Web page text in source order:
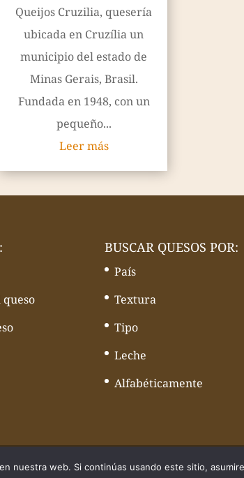
Queijos Cruzilia, quesería
ubicada en Cruzília un
municipio del estado de
Minas Gerais, Brasil.
Fundada en 1948, con un
pequeño...
Leer más
queso
BUSCAR QUESOS POR:
País
Textura
Tipo
Leche
Alfabéticamente
porVolcànic Internet
nuestra web. Si continúas usando este sitio,